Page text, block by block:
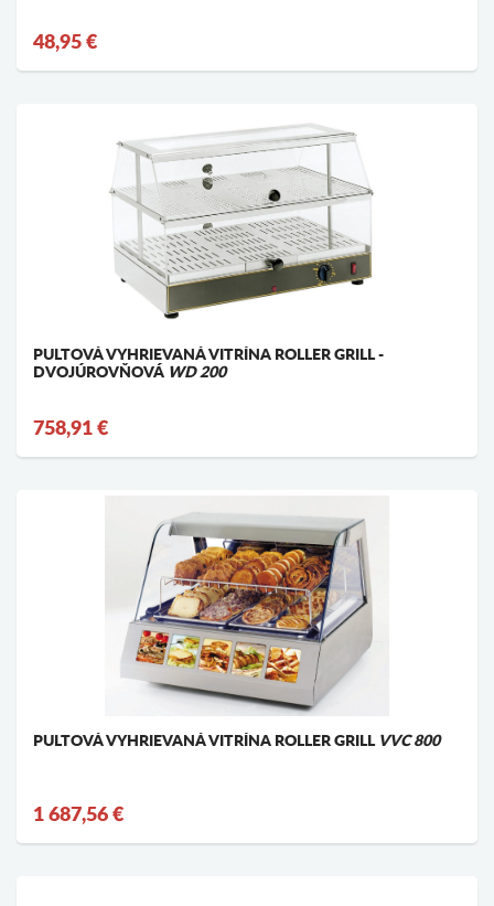
48,95 €
PULTOVÁ VYHRIEVANÁ VITRÍNA ROLLER GRILL -
DVOJÚROVŇOVÁ WD 200
758,91 €
PULTOVÁ VYHRIEVANÁ VITRÍNA ROLLER GRILL VVC 800
1 687,56 €